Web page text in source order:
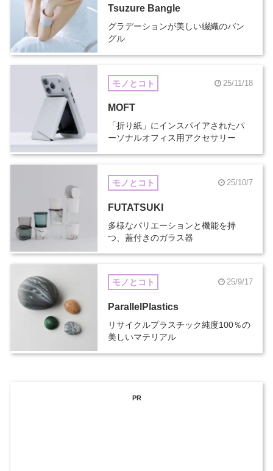
Tsuzure Bangle
グラデーションが美しい綴織のバン
グル
モノとコト 25/11/18
MOFT
「折り紙」にインスパイアされたパ
ーソナルオフィス用アクセサリー
モノとコト 25/10/7
FUTATSUKI
多様なバリエーションと機能を持
つ、蓋付きのガラス器
モノとコト 25/9/17
ParallelPlastics
リサイクルプラスチック純度100％の
美しいマテリアル
PR